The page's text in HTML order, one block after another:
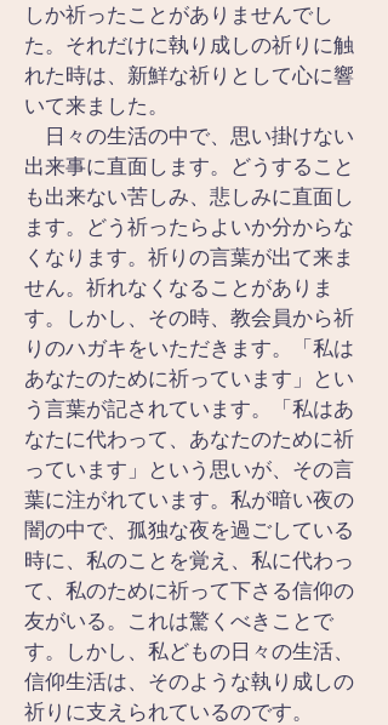
しか祈ったことがありませんでし
た。それだけに執り成しの祈りに触
れた時は、新鮮な祈りとして心に響
いて来ました。
日々の生活の中で、思い掛けない
出来事に直面します。どうすること
も出来ない苦しみ、悲しみに直面し
ます。どう祈ったらよいか分からな
くなります。祈りの言葉が出て来ま
せん。祈れなくなることがありま
す。しかし、その時、教会員から祈
りのハガキをいただきます。「私は
あなたのために祈っています」とい
う言葉が記されています。「私はあ
なたに代わって、あなたのために祈
っています」という思いが、その言
葉に注がれています。私が暗い夜の
闇の中で、孤独な夜を過ごしている
時に、私のことを覚え、私に代わっ
て、私のために祈って下さる信仰の
友がいる。これは驚くべきことで
す。しかし、私どもの日々の生活、
信仰生活は、そのような執り成しの
祈りに支えられているのです。